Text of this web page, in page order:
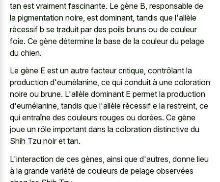
tan est vraiment fascinante. Le gène B, responsable de
la pigmentation noire, est dominant, tandis que l'allèle
récessif b se traduit par des poils bruns ou de couleur
foie. Ce gène détermine la base de la couleur du pelage
du chien.
Le gène E est un autre facteur critique, contrôlant la
production d'eumélanine, ce qui conduit à une coloration
noire ou brune. L'allèle dominant E permet la production
d'eumélanine, tandis que l'allèle récessif e la restreint, ce
qui entraîne des couleurs rouges ou dorées. Ce gène
joue un rôle important dans la coloration distinctive du
Shih Tzu noir et tan.
L'interaction de ces gènes, ainsi que d'autres, donne lieu
à la grande variété de couleurs de pelage observées